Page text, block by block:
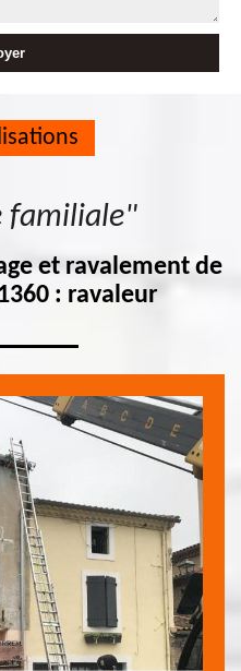
familiale"
et ravalement de
: ravaleur